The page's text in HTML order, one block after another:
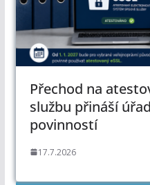
Přechod na
službu přináší
povinností
17.7.2026